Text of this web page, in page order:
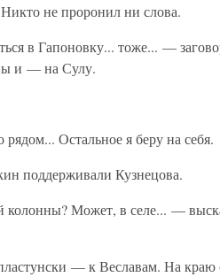
не проронил ни слова.
в Гапоновку... тоже... —
и — на Сулу.
Остальное я беру на себя.
поддерживали Кузнецова.
колонны? Может, в селе... —
— к Веславам. На краю